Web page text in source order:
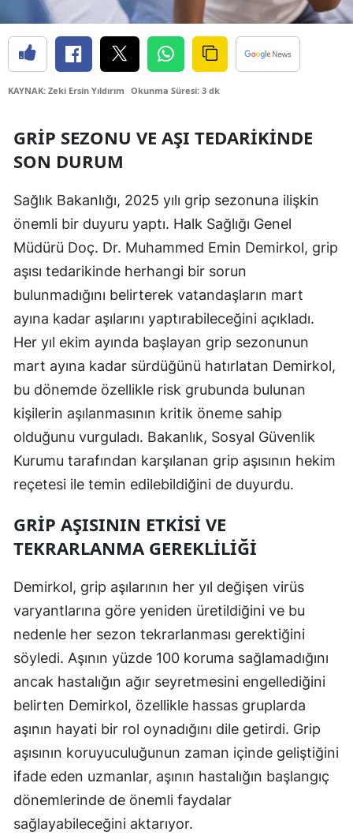
Çankırı
Çorum
Erzincan
Erzurum
Eskişehir
Gaziantep
Giresun
Hakkari
Hatay
İstanbul
Kars
Kastamonu
Kayseri
Kırklareli
Kırşehir
Kocaeli
KAYNAK: Zeki Ersin Yıldırım Okunma Süresi: 3 dk
GRIP SEZONU VE AŞI TEDARIKINDE
SON DURUM
Sağlık Bakanlığı, 2025 yılı grip sezonuna ilişkin
önemli bir duyuru yaptı. Halk Sağlığı Genel
Müdürü Doç. Dr. Muhammed Emin Demirkol, grip
aşısı tedarikinde herhangi bir sorun
bulunmadığını belirterek vatandaşların mart
ayına kadar aşılarını yaptırabileceğini açıkladı.
Her yıl ekim ayında başlayan grip sezonunun
mart ayına kadar sürdüğünü hatırlatan Demirkol,
bu dönemde özellikle risk grubunda bulunan
kişilerin aşılanmasının kritik öneme sahip
olduğunu vurguladı. Bakanlık, Sosyal Güvenlik
Kurumu tarafından karşılanan grip aşısının hekim
reçetesi ile temin edilebildiğini de duyurdu.
GRIP AŞISININ ETKISI VE
TEKRARLANMA GEREKLILIĞI
Demirkol, grip aşılarının her yıl değişen virüs
varyantlarına göre yeniden üretildiğini ve bu
nedenle her sezon tekrarlanması gerektiğini
söyledi. Aşının yüzde 100 koruma sağlamadığını
ancak hastalığın ağır seyretmesini engellediğini
belirten Demirkol, özellikle hassas gruplarda
aşının hayati bir rol oynadığını dile getirdi. Grip
aşısının koruyuculuğunun zaman içinde geliştiğini
ifade eden uzmanlar, aşının hastalığın başlangıç
dönemlerinde de önemli faydalar
sağlayabileceğini aktarıyor.